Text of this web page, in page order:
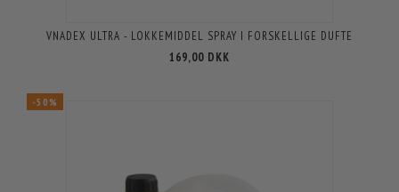
VNADEX ULTRA - LOKKEMIDDEL SPRAY I FORSKELLIGE DUFTE
169,00 DKK
-50%